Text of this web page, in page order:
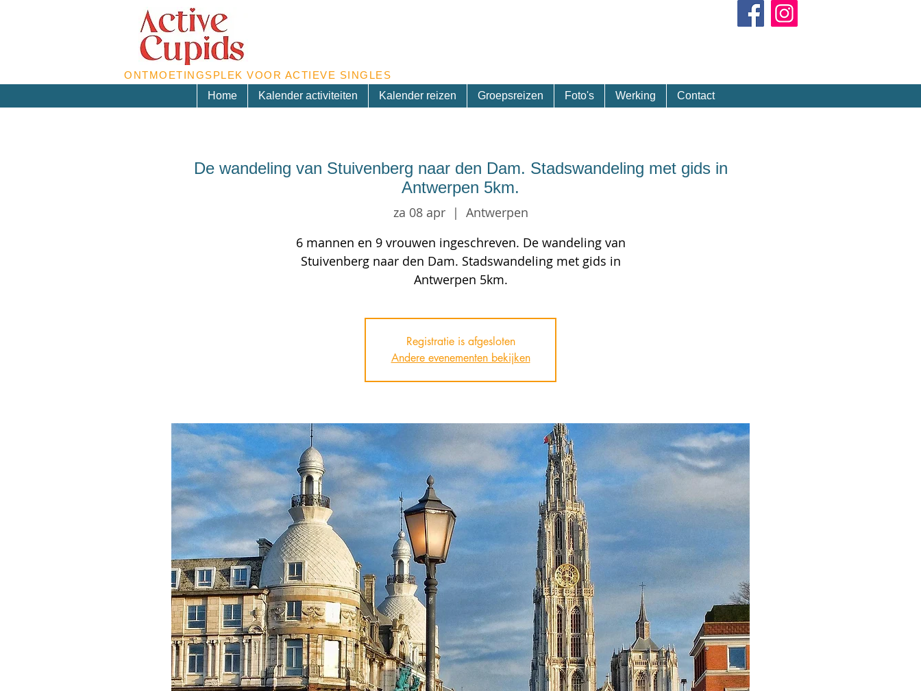
ONTMOETINGSPLEK VOOR ACTIEVE SINGLES
Home
Kalender activiteiten Kalender reizen Groepsreizen Foto's Werking Contact
De wandeling van Stuivenberg naar den Dam. Stadswandeling met gids in
Antwerpen 5km.
za 08 apr
  |
Antwerpen
6 mannen en 9 vrouwen ingeschreven. De wandeling van
Stuivenberg naar den Dam. Stadswandeling met gids in
Antwerpen 5km.
Registratie is afgesloten
Andere evenementen bekijken